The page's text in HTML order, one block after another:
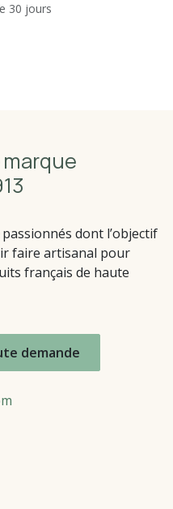
30 jours
dont l’objectif
faire artisanal pour
français de haute
demande